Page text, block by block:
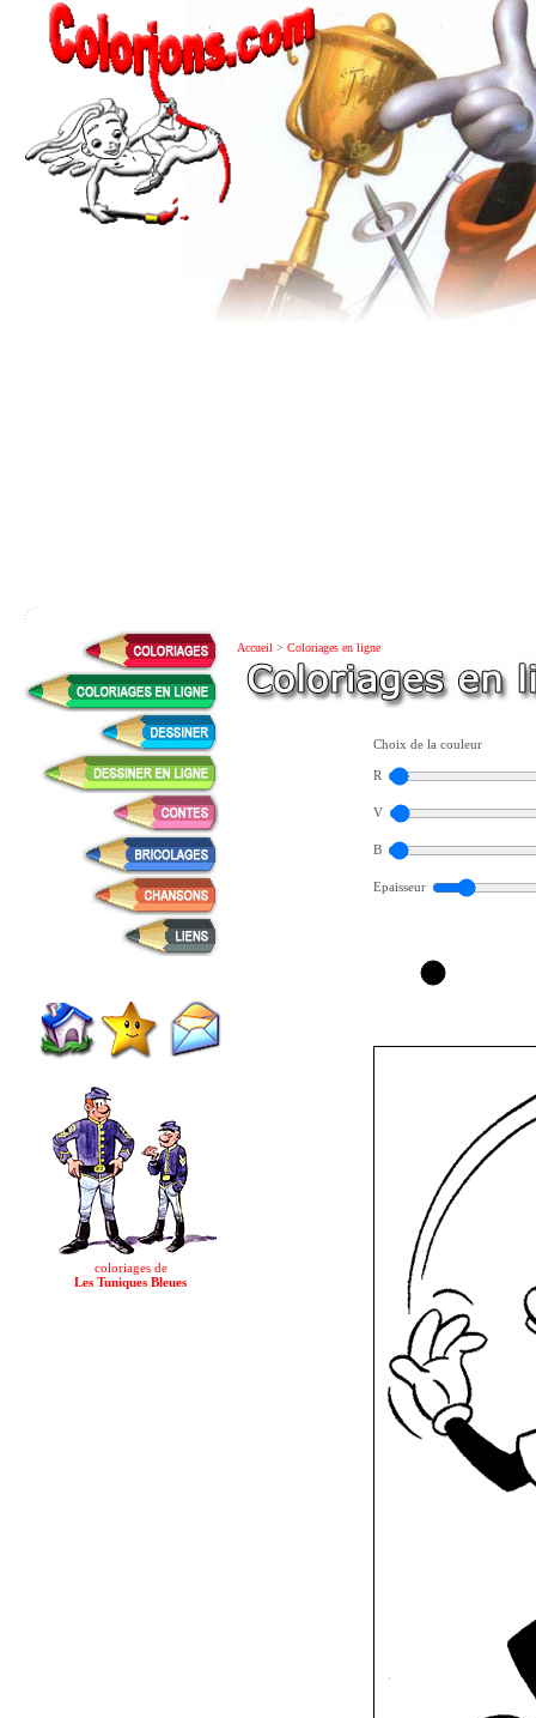
coloriages de
Les Tuniques Bleues
Accueil > Coloriages en ligne
Choix de la couleur
R
V
B
Epaisseur